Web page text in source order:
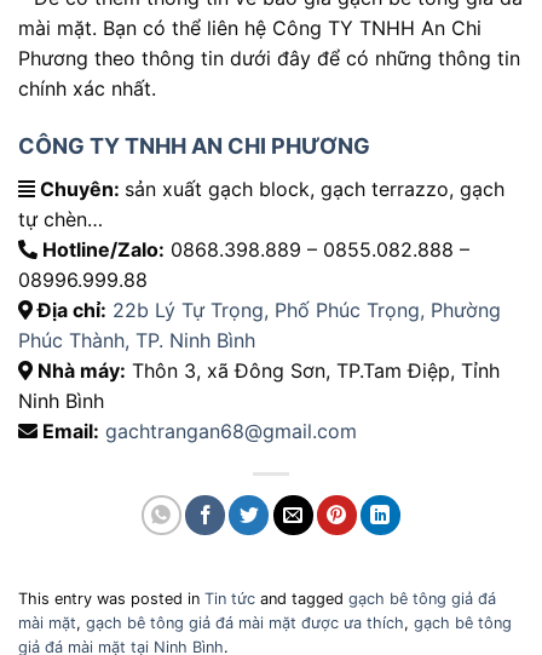
mài mặt. Bạn có thể liên hệ Công TY TNHH An Chi
Phương theo thông tin dưới đây để có những thông tin
chính xác nhất.
CÔNG TY TNHH AN CHI PHƯƠNG
Chuyên: sản xuất gạch block, gạch terrazzo, gạch
tự chèn…
Hotline/Zalo: 0868.398.889 – 0855.082.888 –
08996.999.88
Địa chỉ: 22b Lý Tự Trọng, Phố Phúc Trọng, Phường
Phúc Thành, TP. Ninh Bình
Nhà máy: Thôn 3, xã Đông Sơn, TP.Tam Điệp, Tỉnh
Ninh Bình
Email: gachtrangan68@gmail.com
This entry was posted in Tin tức and tagged gạch bê tông giả đá
mài mặt, gạch bê tông giả đá mài mặt được ưa thích, gạch bê tông
giả đá mài mặt tại Ninh Bình.